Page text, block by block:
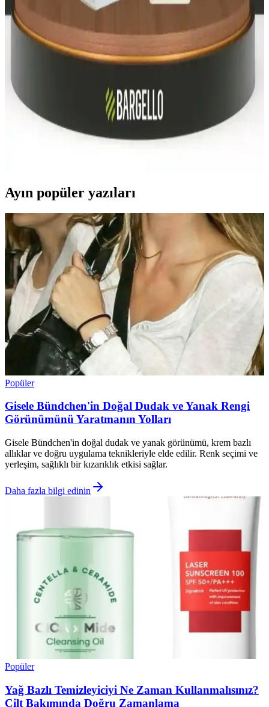
Bargello Parfüm Çeşitleri ve Fiyatları: Kalite ve
Uygun Fiyat Seçenekleri
Bargello, geniş ürün yelpazesi ve kalıcı kokuları ile dikkat çeken bir
marka. Parfüm, oda kokusu ve kolonya seçenekleriyle kaliteyi
Bargello Parfüm Setleri: Kalıcılık ve Çeşitlilikte Yeni
Bir Düzey
Bargello parfüm setleri, farklı koku seçenekleri ve kalıcılık
Ayın popüler yazıları
Popüler
Gisele Bündchen'in Doğal Dudak ve Yanak Rengi
Görünümünü Yaratmanın Yolları
Gisele Bündchen'in doğal dudak ve yanak görünümü, krem bazlı
allıklar ve doğru uygulama teknikleriyle elde edilir. Renk seçimi ve
yerleşim, sağlıklı bir kızarıklık etkisi sağlar.
Daha fazla bilgi edinin
Popüler
Yağ Bazlı Temizleyiciyi Ne Zaman Kullanmalısınız?
Cilt Bakımında Doğru Zamanlama